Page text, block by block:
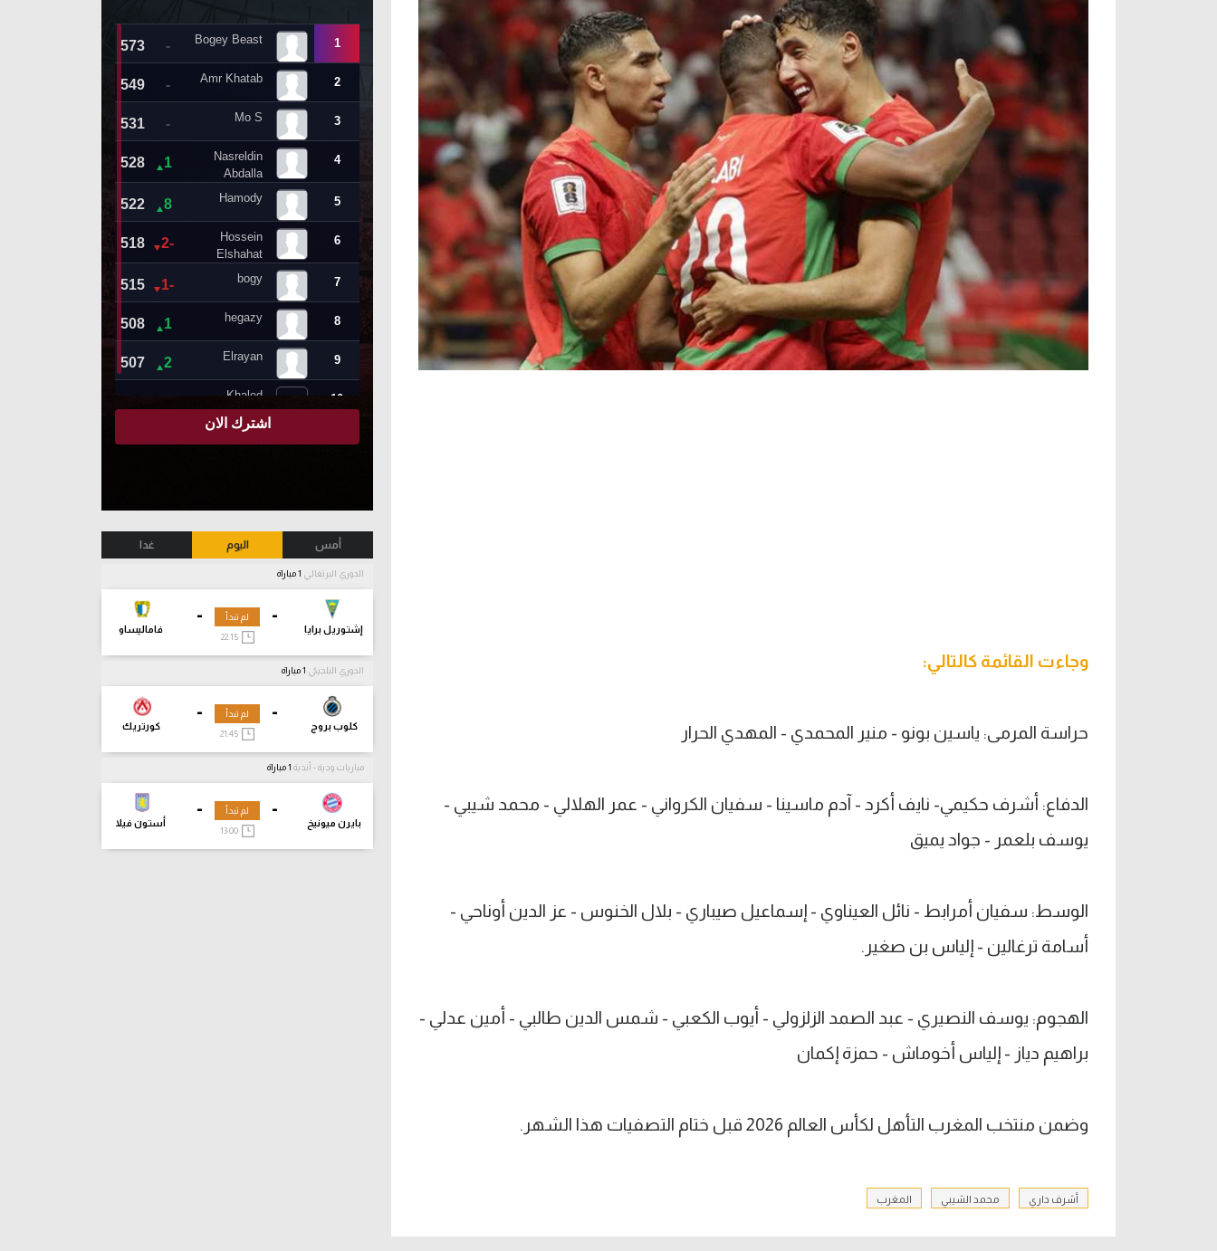
وجاءت القائمة كالتالي:
حراسة المرمى: ياسين بونو - منير المحمدي - المهدي الحرار
الدفاع: أشرف حكيمي- نايف أكرد - آدم ماسينا - سفيان الكرواني - عمر الهلالي - محمد شيبي -
يوسف بلعمر - جواد يميق
الوسط: سفيان أمرابط - نائل العيناوي - إسماعيل صيباري - بلال الخنوس - عز الدين أوناحي -
أسامة ترغالين - إلياس بن صغير.
الهجوم: يوسف النصيري - عبد الصمد الزلزولي - أيوب الكعبي - شمس الدين طالبي - أمين عدلي -
براهيم دياز - إلياس أخوماش - حمزة إكمان
وضمن منتخب المغرب التأهل لكأس العالم 2026 قبل ختام التصفيات هذا الشهر.
أشرف داري محمد الشيبي المغرب
أمس اليوم غدا
الدوري البرتغالي
-
إشتوريل برايا
-
فاماليساو
لم تبدأ
22:15
الدوري البلجيكي
-
كلوب بروج
-
كورتريك
لم تبدأ
مباريات ودية - أندية
-
بايرن ميونيخ
-
أستون فيلا
لم تبدأ